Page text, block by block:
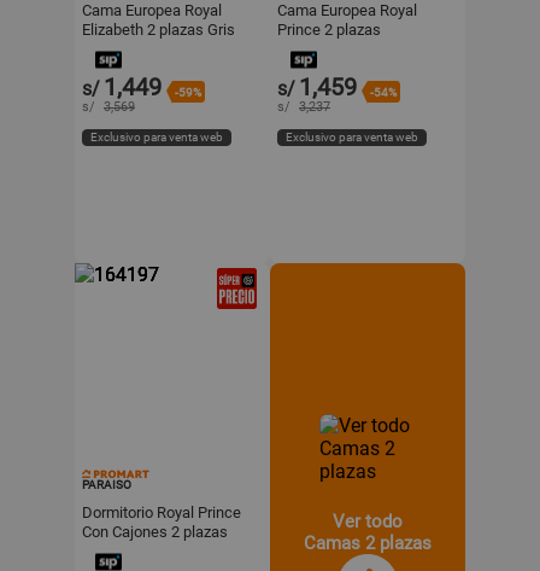
Cama Europea Royal
Elizabeth 2 plazas Gris
Paraiso
s/ 1,449 -59%
s/ 3,569
Exclusivo para venta web
Cama Europea Royal
Prince 2 plazas
Champagne Paraiso
s/ 1,459 -54%
s/ 3,237
Exclusivo para venta web
PARAISO
Dormitorio Royal Prince
Con Cajones 2 plazas
Champagne Paraiso
Ver todo
Camas 2 plazas